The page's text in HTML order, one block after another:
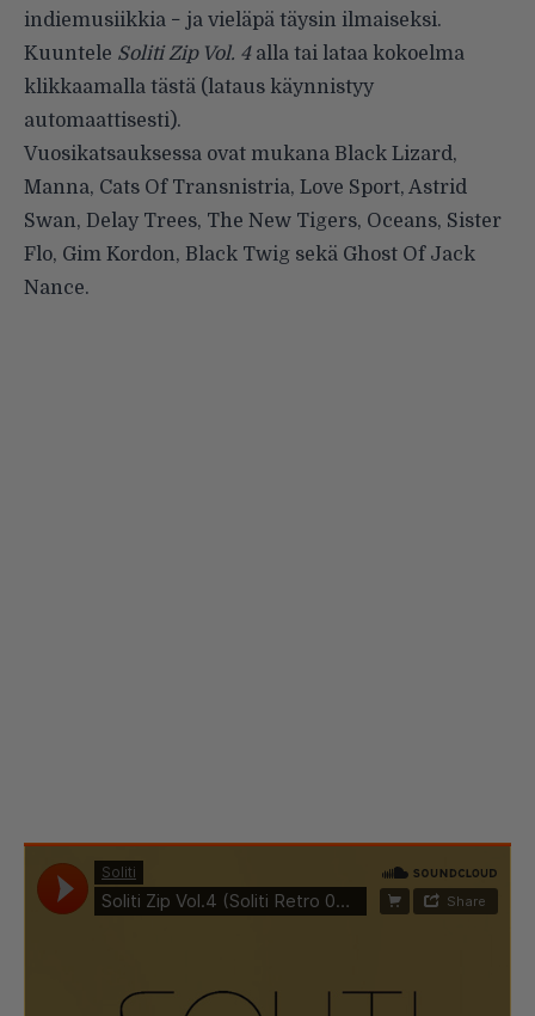
indiemusiikkia − ja vieläpä täysin ilmaiseksi.
Kuuntele Soliti Zip Vol. 4 alla tai lataa kokoelma
klikkaamalla tästä (lataus käynnistyy
automaattisesti).
Vuosikatsauksessa ovat mukana Black Lizard,
Manna, Cats Of Transnistria, Love Sport, Astrid
Swan, Delay Trees, The New Tigers, Oceans, Sister
Flo, Gim Kordon, Black Twig sekä Ghost Of Jack
Nance.